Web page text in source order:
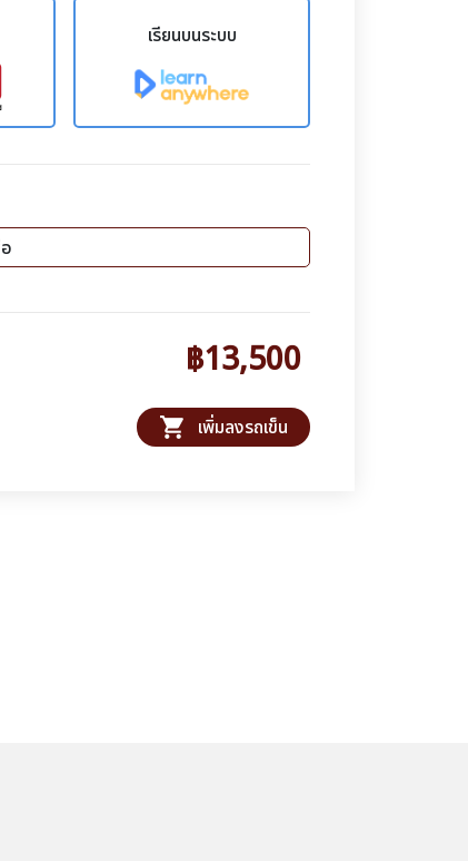
เรียนบนระบบ
฿13,500
shopping_cart เพิ่มลงรถเข็น